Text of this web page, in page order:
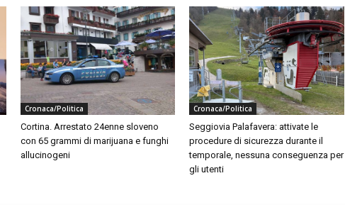
Cronaca/Politica
Cortina. Arrestato 24enne sloveno
con 65 grammi di marijuana e funghi
allucinogeni
Cronaca/Politica
Seggiovia Palafavera: attivate le
procedure di sicurezza durante il
temporale, nessuna conseguenza per
gli utenti